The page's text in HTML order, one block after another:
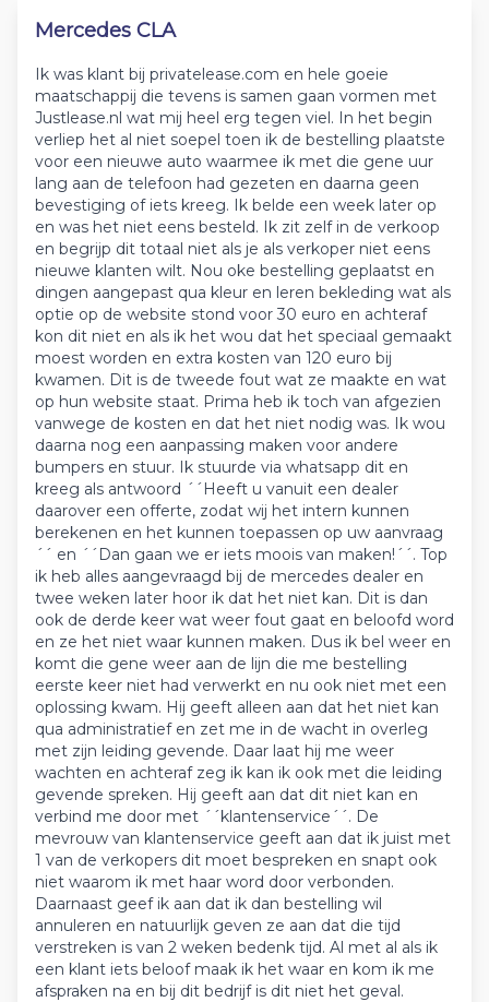
Mercedes CLA
Ik was klant bij privatelease.com en hele goeie
maatschappij die tevens is samen gaan vormen met
Justlease.nl wat mij heel erg tegen viel. In het begin
verliep het al niet soepel toen ik de bestelling plaatste
voor een nieuwe auto waarmee ik met die gene uur
lang aan de telefoon had gezeten en daarna geen
bevestiging of iets kreeg. Ik belde een week later op
en was het niet eens besteld. Ik zit zelf in de verkoop
en begrijp dit totaal niet als je als verkoper niet eens
nieuwe klanten wilt. Nou oke bestelling geplaatst en
dingen aangepast qua kleur en leren bekleding wat als
optie op de website stond voor 30 euro en achteraf
kon dit niet en als ik het wou dat het speciaal gemaakt
moest worden en extra kosten van 120 euro bij
kwamen. Dit is de tweede fout wat ze maakte en wat
op hun website staat. Prima heb ik toch van afgezien
vanwege de kosten en dat het niet nodig was. Ik wou
daarna nog een aanpassing maken voor andere
bumpers en stuur. Ik stuurde via whatsapp dit en
kreeg als antwoord ´´Heeft u vanuit een dealer
daarover een offerte, zodat wij het intern kunnen
berekenen en het kunnen toepassen op uw aanvraag
´´ en ´´Dan gaan we er iets moois van maken!´´. Top
ik heb alles aangevraagd bij de mercedes dealer en
twee weken later hoor ik dat het niet kan. Dit is dan
ook de derde keer wat weer fout gaat en beloofd word
en ze het niet waar kunnen maken. Dus ik bel weer en
komt die gene weer aan de lijn die me bestelling
eerste keer niet had verwerkt en nu ook niet met een
oplossing kwam. Hij geeft alleen aan dat het niet kan
qua administratief en zet me in de wacht in overleg
met zijn leiding gevende. Daar laat hij me weer
wachten en achteraf zeg ik kan ik ook met die leiding
gevende spreken. Hij geeft aan dat dit niet kan en
verbind me door met ´´klantenservice´´. De
mevrouw van klantenservice geeft aan dat ik juist met
1 van de verkopers dit moet bespreken en snapt ook
niet waarom ik met haar word door verbonden.
Daarnaast geef ik aan dat ik dan bestelling wil
annuleren en natuurlijk geven ze aan dat die tijd
verstreken is van 2 weken bedenk tijd. Al met al als ik
een klant iets beloof maak ik het waar en kom ik me
afspraken na en bij dit bedrijf is dit niet het geval.